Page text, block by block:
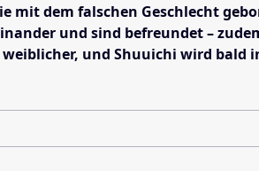
mit dem falschen Geschlecht
und sind befreundet –
und Shuuichi wird bald